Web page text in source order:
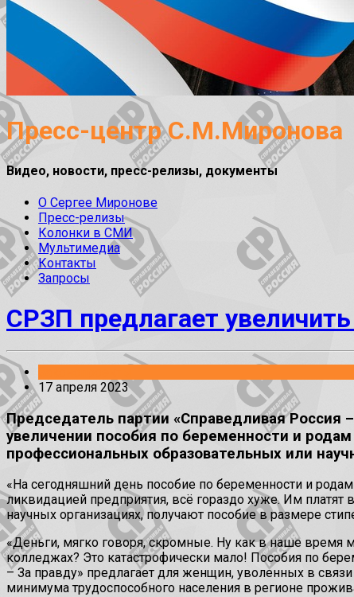
Пресс-центр С.М.Миронова
Видео, новости, пресс-релизы, документы
О Сергее Миронове
Пресс-релизы
Колонки в СМИ
Мультимедиа
Контакты
Запросы
СРЗП предлагает
17 апреля 2023
Председатель партии «Справедливая Россия
увеличении пособия по беременности и
профессиональных образовательных или
«На сегодняшний день пособие по беременности и
ликвидацией предприятия, всё гораздо хуже. Им
научных организациях, получают пособие в размере
«Деньги, мягко говоря, скромные. Ну как в наше время
колледжах? Это катастрофически мало! Пособия по
– За правду» предлагает для женщин, уволенных в
минимума трудоспособного населения в регионе